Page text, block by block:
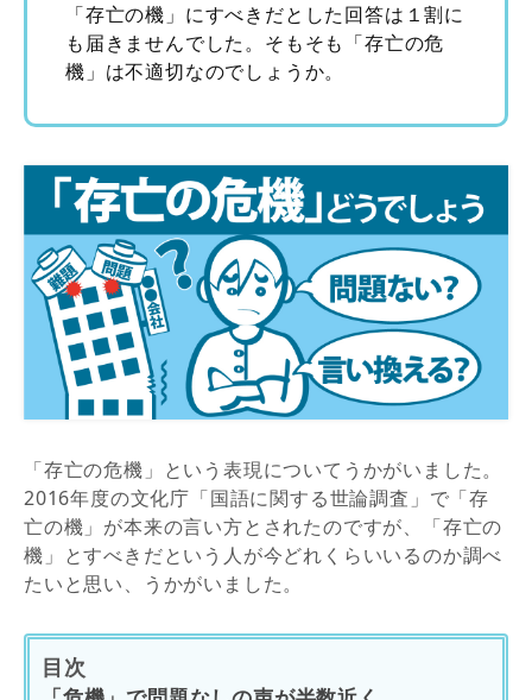
「存亡の機」にすべきだとした回答は１割に
も届きませんでした。そもそも「存亡の危
機」は不適切なのでしょうか。
「存亡の危機」という表現についてうかがいました。
2016年度の文化庁「国語に関する世論調査」で「存
亡の機」が本来の言い方とされたのですが、「存亡の
機」とすべきだという人が今どれくらいいるのか調べ
たいと思い、うかがいました。
目次